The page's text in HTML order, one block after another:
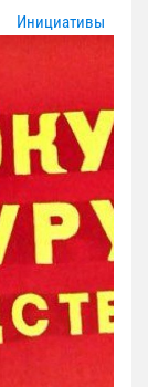
Инициативы